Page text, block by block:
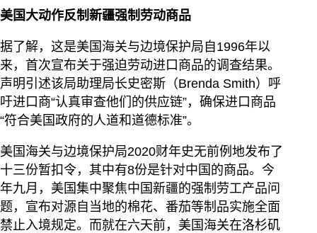
美国大动作反制新疆强制劳动商品
据了解，这是美国海关与边境保护局自1996年以
来，首次宣布关于强迫劳动进口商品的调查结果。
声明引述该局助理局长史密斯（Brenda Smith）呼
吁进口商“认真审查他们的供应链”，确保进口商品
“符合美国政府的人道和道德标准”。
美国海关与边境保护局2020财年史无前例地发布了
十三份暂扣令，其中有8份是针对中国的商品。今
年九月，美国集中聚焦中国新疆的强制劳工产品问
题，宣布对源自当地的棉花、番茄等制品实施全面
禁止入境规定。而就在六天前，美国海关在洛杉矶